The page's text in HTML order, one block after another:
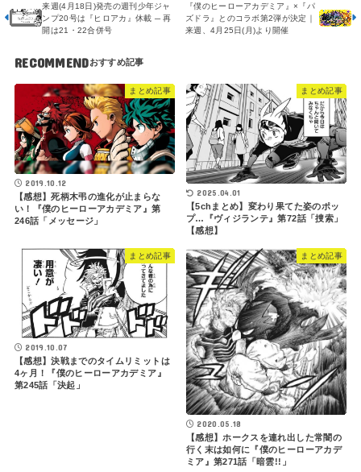
『僕のヒーローアカデミア』×『パ
ズドラ』とのコラボ第2弾が決定｜
来週、4月25日(月)より開催
来週(4月18日)発売の週刊少年ジャ
ンプ20号は『ヒロアカ』休載 ─ 再
開は21・22合併号
RECOMMEND
まとめ記事
2019.10.12
【感想】死柄木弔の進化が止まらな
い！『僕のヒーローアカデミア』第
246話「メッセージ」
まとめ記事
2025.04.01
【5chまとめ】変わり果てた姿のポッ
プ…『ヴィジランテ』第72話「捜索」
【感想】
まとめ記事
2019.10.07
【感想】決戦までのタイムリミットは
4ヶ月！『僕のヒーローアカデミア』
第245話「決起」
まとめ記事
2020.05.18
【感想】ホークスを連れ出した常闇の
行く末は如何に『僕のヒーローアカデ
ミア』第271話「暗雲!!」